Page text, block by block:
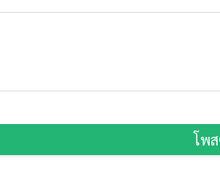
โพ